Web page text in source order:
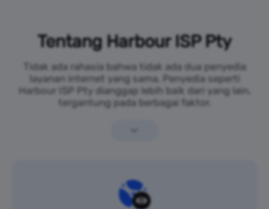
Tentang Harbour ISP Pty
Tidak ada rahasia bahwa tidak ada dua penyedia
layanan internet yang sama. Penyedia seperti
Harbour ISP Pty dianggap lebih baik dari yang lain,
tergantung pada berbagai faktor.